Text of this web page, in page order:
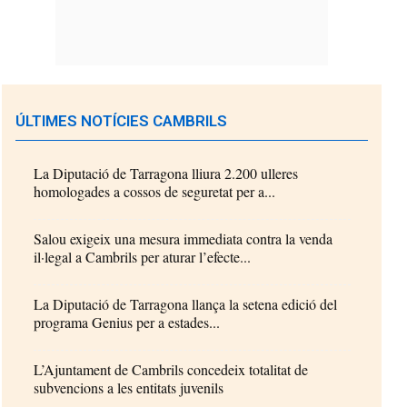
ÚLTIMES NOTÍCIES CAMBRILS
La Diputació de Tarragona lliura 2.200 ulleres
homologades a cossos de seguretat per a...
Salou exigeix una mesura immediata contra la venda
il·legal a Cambrils per aturar l’efecte...
La Diputació de Tarragona llança la setena edició del
programa Genius per a estades...
L’Ajuntament de Cambrils concedeix totalitat de
subvencions a les entitats juvenils